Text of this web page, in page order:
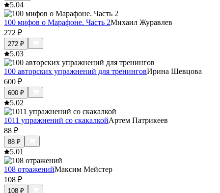
5.04
100 мифов о Марафоне. Часть 2Михаил Журавлев
272 ₽
272 ₽
5.03
100 авторских упражнений для тренинговИрина Шевцова
600 ₽
600 ₽
5.02
1011 упражнений со скакалкойАртем Патрикеев
88 ₽
88 ₽
5.01
108 отраженийМаксим Мейстер
108 ₽
108 ₽